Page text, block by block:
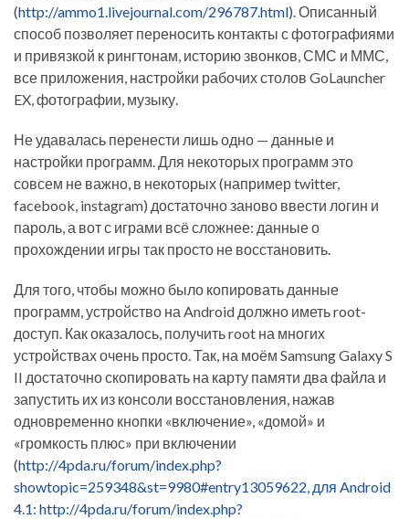
(http://ammo1.livejournal.com/296787.html). Описанный
способ позволяет переносить контакты с фотографиями
и привязкой к рингтонам, историю звонков, СМС и ММС,
все приложения, настройки рабочих столов GoLauncher
EX, фотографии, музыку.
Не удавалась перенести лишь одно — данные и
настройки программ. Для некоторых программ это
совсем не важно, в некоторых (например twitter,
facebook, instagram) достаточно заново ввести логин и
пароль, а вот с играми всё сложнее: данные о
прохождении игры так просто не восстановить.
Для того, чтобы можно было копировать данные
программ, устройство на Android должно иметь root-
доступ. Как оказалось, получить root на многих
устройствах очень просто. Так, на моём Samsung Galaxy S
II достаточно скопировать на карту памяти два файла и
запустить их из консоли восстановления, нажав
одновременно кнопки «включение», «домой» и
«громкость плюс» при включении
(http://4pda.ru/forum/index.php?
showtopic=259348&st=9980#entry13059622, для Android
4.1: http://4pda.ru/forum/index.php?